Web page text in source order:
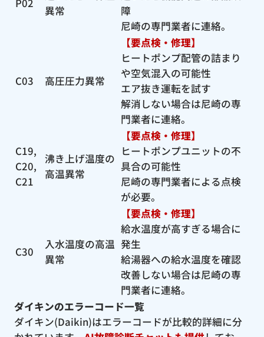
P02
異常
障
尼崎の専門業者に連絡。
C03 高圧圧力異常
【要点検・修理】
ヒートポンプ配管の詰まり
や空気混入の可能性
エア抜き運転を試す
解消しない場合は尼崎の専
門業者に連絡。
C19,
C20,
C21
沸き上げ温度の
高温異常
【要点検・修理】
ヒートポンプユニットの不
具合の可能性
尼崎の専門業者による点検
が必要。
C30
入水温度の高温
異常
【要点検・修理】
給水温度が高すぎる場合に
発生
給湯器への給水温度を確認
改善しない場合は尼崎の専
門業者に連絡。
ダイキンのエラーコード一覧
ダイキン(Daikin)はエラーコードが比較的詳細に分